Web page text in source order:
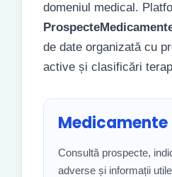
domeniul medical.
de date organizată cu
active și clasificări
Medicamente
Consultă prospecte,
adverse și informații